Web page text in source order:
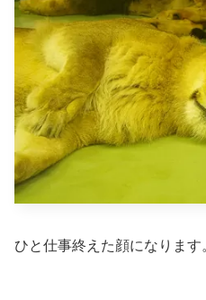
ひと仕事終えた顔になります